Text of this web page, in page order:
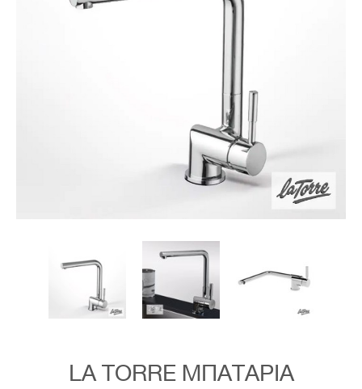
LA TORRE ΜΠΑΤΑΡΙΑ